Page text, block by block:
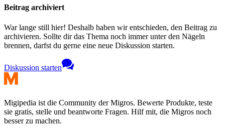
Beitrag archiviert
War lange still hier! Deshalb haben wir entschieden, den Beitrag zu
archivieren. Sollte dir das Thema noch immer unter den Nägeln
brennen, darfst du gerne eine neue Diskussion starten.
Diskussion starten
Migipedia ist die Community der Migros. Bewerte Produkte, teste
sie gratis, stelle und beantworte Fragen. Hilf mit, die Migros noch
besser zu machen.